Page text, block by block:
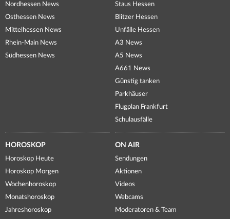
Nordhessen News
Osthessen News
Mittelhessen News
Rhein-Main News
Südhessen News
Staus Hessen
Blitzer Hessen
Unfälle Hessen
A3 News
A5 News
A661 News
Günstig tanken
Parkhäuser
Flugplan Frankfurt
Schulausfälle
HOROSKOP
Horoskop Heute
Horoskop Morgen
Wochenhoroskop
Monatshoroskop
Jahreshoroskop
ON AIR
Sendungen
Aktionen
Videos
Webcams
Moderatoren & Team